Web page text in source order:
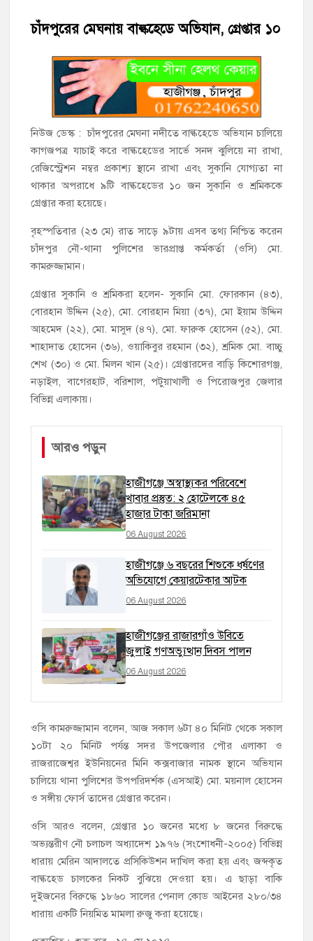
‘জনগণের ভোটে নির্বাচিত হয়ে ফরিদগঞ্জের উন্নয়নে কাজ করছি’ :
আলহাজ্ব এমএ হান্নান এমপি
নৌ পুলিশ ফাঁড়ির নাকের ডগায় কারেন্ট জালের দাপট, মতলবে প্রকাশ্যে
নিষিদ্ধ জাল মেরামত ও মাছ শিকার
‘জনগণের হাতে রাষ্ট্রের মালিকানা ফিরিয়ে দিতে বিএনপি সরকার
অঙ্গীকারাবদ্ধ’
মতলব উত্তরে সোনালী লাইফ ইন্সুইরেন্স কোম্পানী লিমিটেডের মরণোত্তর
চেক বিতরণ
হাজীগঞ্জ ডিগ্রি কলেজ গভীর শ্রদ্ধার সঙ্গে জুলাই গণঅভ্যুত্থানের সকল
শহীদকে স্মরণ
টাকা পরিশোধ করা হবে
চাঁদপুরের মেঘনায় বাল্কহেডে অভিযান, গ্রেপ্তার ১০
নিউজ ডেস্ক : চাঁদপুরের মেঘনা নদীতে বাল্কহেডে অভিযান চালিয়ে
কাগজপত্র যাচাই করে বাল্কহেডের সার্ভে সনদ ঝুলিয়ে না রাখা,
রেজিস্ট্রেশন নম্বর প্রকাশ্য স্থানে রাখা এবং সুকানি যোগ্যতা না
থাকার অপরাধে ৯টি বাল্কহেডের ১০ জন সুকানি ও শ্রমিককে
গ্রেপ্তার করা হয়েছে।
বৃহস্পতিবার (২৩ মে) রাত সাড়ে ৯টায় এসব তথ্য নিশ্চিত করেন
চাঁদপুর নৌ-থানা পুলিশের ভারপ্রাপ্ত কর্মকর্তা (ওসি) মো.
কামরুজ্জামান।
গ্রেপ্তার সুকানি ও শ্রমিকরা হলেন- সুকানি মো. ফোরকান (৪৩),
বোরহান উদ্দিন (২৫), মো. বোরহান মিয়া (৩৭), মো ইয়াম উদ্দিন
আহমেদ (২২), মো. মাসুদ (৪৭), মো. ফারুক হোসেন (৫২), মো.
শাহাদাত হোসেন (৩৬), ওয়াকিবুর রহমান (৩২), শ্রমিক মো. বাচ্চু
শেখ (৩০) ও মো. মিলন খান (২৫)। গ্রেপ্তারদের বাড়ি কিশোরগঞ্জ,
নড়াইল, বাগেরহাট, বরিশাল, পটুয়াখালী ও পিরোজপুর জেলার
বিভিন্ন এলাকায়।
আরও পড়ুন
হাজীগঞ্জে অস্বাস্থ্যকর পরিবেশে
খাবার প্রস্তুত: ২ হোটেলকে ৪৫
হাজার টাকা জরিমানা
06 August 2026
হাজীগঞ্জে ৬ বছরের শিশুকে ধর্ষণের
অভিযোগে কেয়ারটেকার আটক
06 August 2026
হাজীগঞ্জের রাজারগাঁও উবিতে
জুলাই গণঅভ্যুত্থান দিবস পালন
06 August 2026
ওসি কামরুজ্জামান বলেন, আজ সকাল ৬টা ৪০ মিনিট থেকে সকাল
১০টা ২০ মিনিট পর্যন্ত সদর উপজেলার পৌর এলাকা ও
রাজরাজেশ্বর ইউনিয়নের মিনি কক্সবাজার নামক স্থানে অভিযান
চালিয়ে থানা পুলিশের উপপরিদর্শক (এসআই) মো. ময়নাল হোসেন
ও সঙ্গীয় ফোর্স তাদের গ্রেপ্তার করেন।
ওসি আরও বলেন, গ্রেপ্তার ১০ জনের মধ্যে ৮ জনের বিরুদ্ধে
অভ্যন্তরীণ নৌ চলাচল অধ্যাদেশ ১৯৭৬ (সংশোধনী-২০০৫) বিভিন্ন
ধারায় মেরিন আদালতে প্রসিকিউশন দাখিল করা হয় এবং জব্দকৃত
বাল্কহেড চালকের নিকট বুঝিয়ে দেওয়া হয়। এ ছাড়া বাকি
দুইজনের বিরুদ্ধে ১৮৬০ সালের পেনাল কোড আইনের ২৮০/৩৪
ধারায় একটি নিয়মিত মামলা রুজু করা হয়েছে।